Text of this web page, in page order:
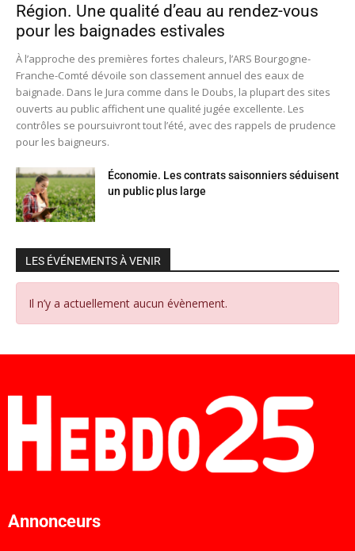
Région. Une qualité d’eau au rendez-vous
pour les baignades estivales
À l’approche des premières fortes chaleurs, l’ARS Bourgogne-
Franche-Comté dévoile son classement annuel des eaux de
baignade. Dans le Jura comme dans le Doubs, la plupart des sites
ouverts au public affichent une qualité jugée excellente. Les
contrôles se poursuivront tout l’été, avec des rappels de prudence
pour les baigneurs.
Économie. Les contrats saisonniers séduisent
un public plus large
LES ÉVÉNEMENTS À VENIR
Il n’y a actuellement aucun évènement.
Annonceurs